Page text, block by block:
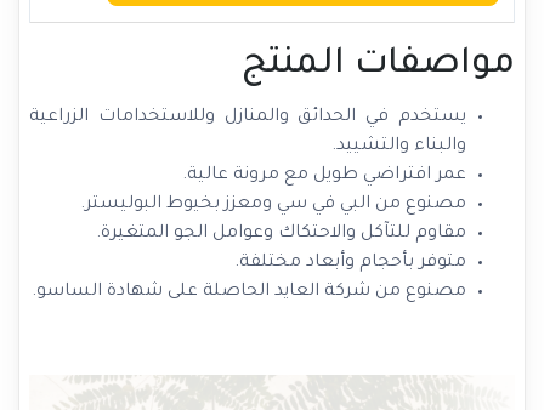
مواصفات المنتج
يستخدم في الحدائق والمنازل وللاستخدامات الزراعية
والبناء والتشييد.
عمر افتراضي طويل مع مرونة عالية.
مصنوع من البي في سي ومعزز بخيوط البوليستر.
مقاوم للتآكل والاحتكاك وعوامل الجو المتغيرة.
متوفر بأحجام وأبعاد مختلفة.
مصنوع من شركة العايد الحاصلة على شهادة الساسو.